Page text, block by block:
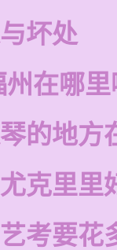
坏处
在哪
的地方
克里里
考要花